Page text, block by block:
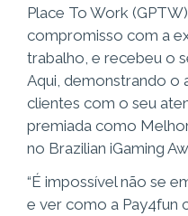
Place To Work
compromisso com a
trabalho, e recebeu o
Aqui, demonstrando o
clientes com o seu
premiada como
no Brazilian iGaming
“É impossível não se
e ver como a Pay4fun